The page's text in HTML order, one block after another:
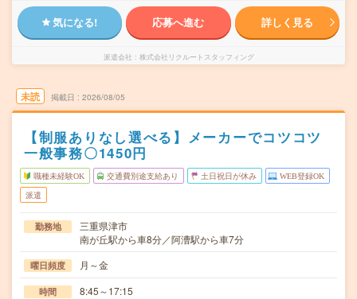
気になる! 応募へ進む 詳しく見る
派遣会社 株式会社リクルートスタッフィング
未読 掲載日 2026/08/05
【制服ありなし選べる】メーカーでコツコツ
一般事務〇1450円
職種未経験OK 交通費別途支給あり 土日祝日が休み WEB登録OK
派遣
勤務地
三重県津市
南が丘駅から車8分／阿漕駅から車7分
曜日頻度 月～金
時間 8:45～17:15